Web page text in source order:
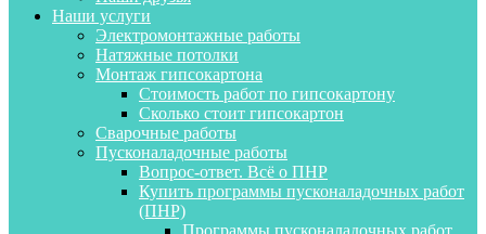
Наши услуги
Электромонтажные работы
Натяжные потолки
Монтаж гипсокартона
Стоимость работ по гипсокартону
Сколько стоит гипсокартон
Сварочные работы
Пусконаладочные работы
Вопрос-ответ. Всё о ПНР
Купить программы пусконаладочных работ
(ПНР)
Программы пусконаладочных работ